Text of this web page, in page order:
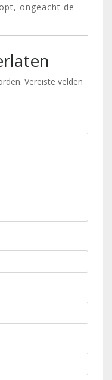
ongeacht de
Vereiste velden